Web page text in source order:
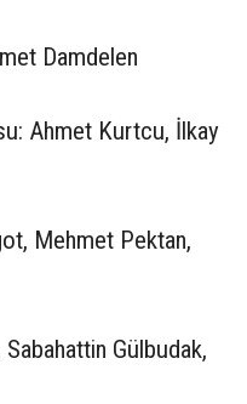
Damdelen
Ahmet Kurtcu, İlkay
Mehmet Pektan,
Gülbudak,